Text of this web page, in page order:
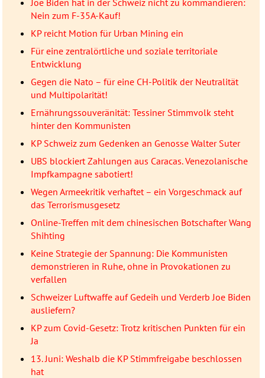
Nein zum F-35A-Kauf!
KP reicht Motion für Urban Mining ein
Für eine zentralörtliche und soziale territoriale
Entwicklung
Gegen die Nato – für eine CH-Politik der Neutralität
und Multipolarität!
Ernährungssouveränität: Tessiner Stimmvolk steht
hinter den Kommunisten
KP Schweiz zum Gedenken an Genosse Walter Suter
UBS blockiert Zahlungen aus Caracas. Venezolanische
Impfkampagne sabotiert!
Wegen Armeekritik verhaftet – ein Vorgeschmack auf
das Terrorismusgesetz
Online-Treffen mit dem chinesischen Botschafter Wang
Shihting
Keine Strategie der Spannung: Die Kommunisten
demonstrieren in Ruhe, ohne in Provokationen zu
verfallen
Schweizer Luftwaffe auf Gedeih und Verderb Joe Biden
ausliefern?
KP zum Covid-Gesetz: Trotz kritischen Punkten für ein
Ja
13. Juni: Weshalb die KP Stimmfreigabe beschlossen
hat